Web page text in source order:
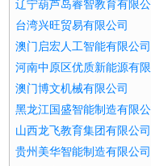
辽宁葫芦岛睿智教育有限公
台湾兴旺贸易有限公司
澳门启宏人工智能有限公司
河南中原区优质新能源有限
澳门博文机械有限公司
黑龙江国盛智能制造有限公
山西龙飞教育集团有限公司
贵州美华智能制造有限公司